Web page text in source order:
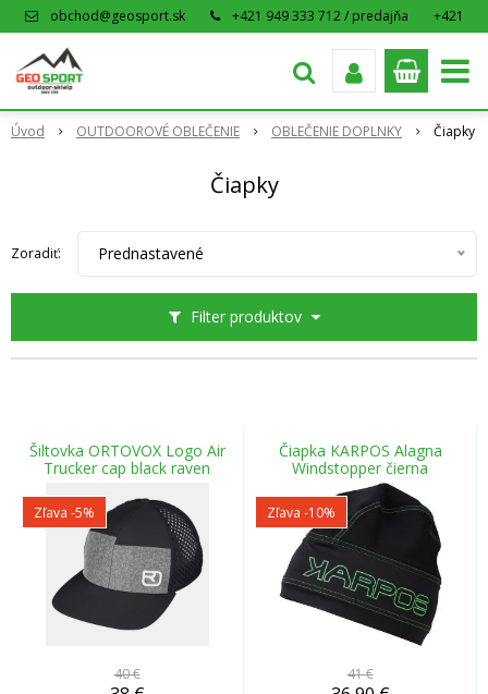
obchod@geosport.sk +421 949 333 712 / predajňa
+421
Úvod OUTDOOROVÉ OBLEČENIE OBLEČENIE DOPLNKY Čiapky
Čiapky
Filter produktov
Zoradiť: Prednastavené
Šiltovka ORTOVOX Logo Air
Trucker cap black raven
Zľava -5%
40 €
Čiapka KARPOS Alagna
Windstopper čierna
Zľava -10%
41 €